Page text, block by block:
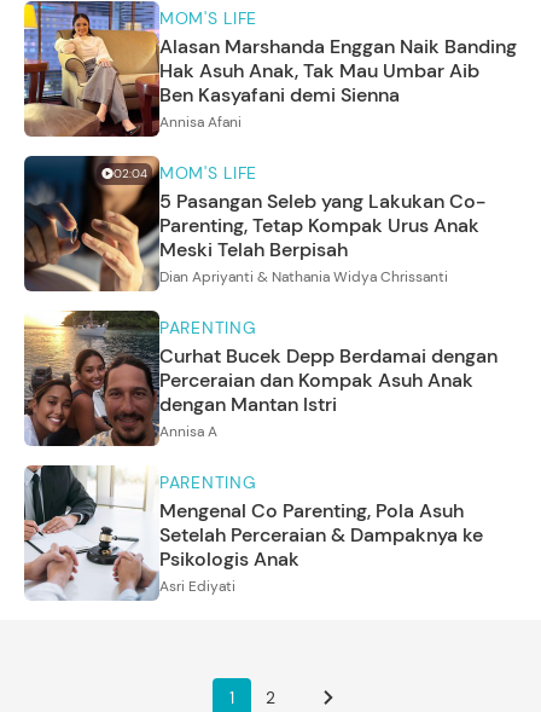
MOM'S LIFE
Alasan Marshanda Enggan Naik Banding
Hak Asuh Anak, Tak Mau Umbar Aib
Ben Kasyafani demi Sienna
Annisa Afani
02:04 MOM'S LIFE
5 Pasangan Seleb yang Lakukan Co-
Parenting, Tetap Kompak Urus Anak
Meski Telah Berpisah
Dian Apriyanti & Nathania Widya Chrissanti
PARENTING
Curhat Bucek Depp Berdamai dengan
Perceraian dan Kompak Asuh Anak
dengan Mantan Istri
Annisa A
PARENTING
Mengenal Co Parenting, Pola Asuh
Setelah Perceraian & Dampaknya ke
Psikologis Anak
Asri Ediyati
1 2